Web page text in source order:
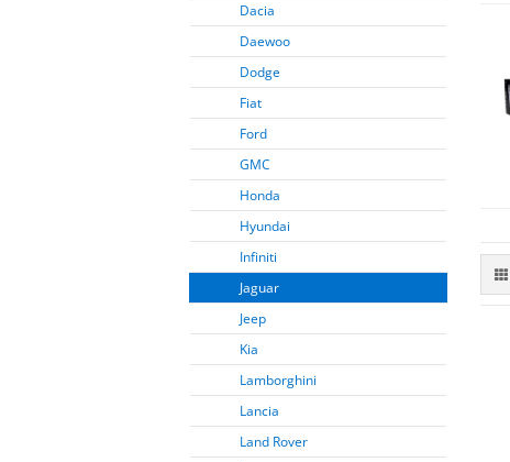
Dacia
Daewoo
Dodge
Fiat
Ford
GMC
Honda
Hyundai
Infiniti
Jaguar
Jeep
Kia
Lamborghini
Lancia
Land Rover